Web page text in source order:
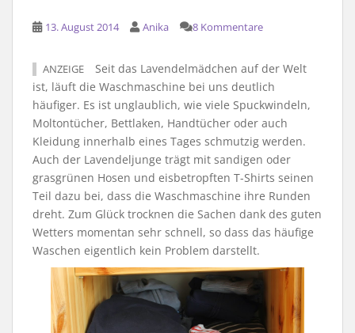
13. August 2014 Anika 8 Kommentare
ANZEIGE
Seit das Lavendelmädchen auf der Welt
ist, läuft die Waschmaschine bei uns deutlich
häufiger. Es ist unglaublich, wie viele Spuckwindeln,
Moltontücher, Bettlaken, Handtücher oder auch
Kleidung innerhalb eines Tages schmutzig werden.
Auch der Lavendeljunge trägt mit sandigen oder
grasgrünen Hosen und eisbetropften T-Shirts seinen
Teil dazu bei, dass die Waschmaschine ihre Runden
dreht. Zum Glück trocknen die Sachen dank des guten
Wetters momentan sehr schnell, so dass das häufige
Waschen eigentlich kein Problem darstellt.